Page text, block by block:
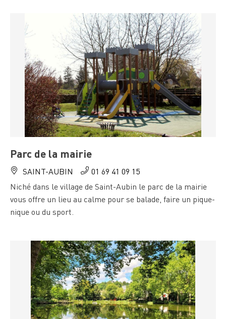
Parc de la mairie
SAINT-AUBIN
01 69 41 09 15
Niché dans le village de Saint-Aubin le parc de la mairie
vous offre un lieu au calme pour se balade, faire un pique-
nique ou du sport.